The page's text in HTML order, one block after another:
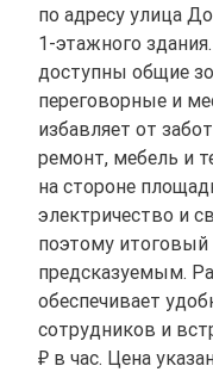
по адресу улица
1-этажного
доступны общие
переговорные и
избавляет от
ремонт, мебель и
на стороне
электричество и
поэтому итоговый
предсказуемым.
обеспечивает
сотрудников и
₽ в час. Цена